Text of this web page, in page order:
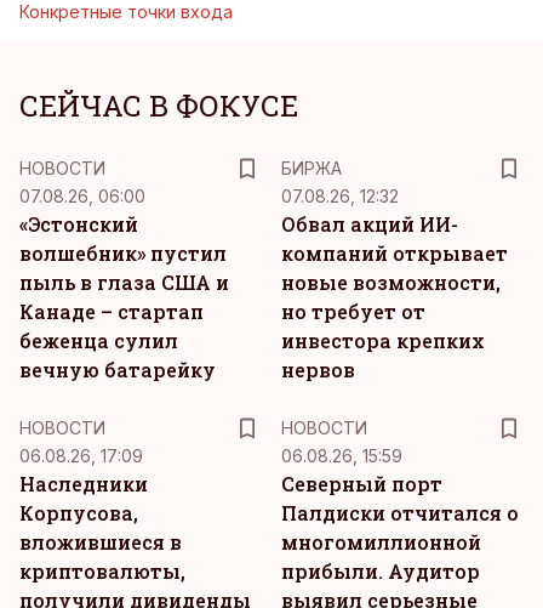
Конкретные точки входа
СЕЙЧАС В ФОКУСЕ
НОВОСТИ
07.08.26, 06:00
«Эстонский
волшебник» пустил
пыль в глаза США и
Канаде – стартап
беженца сулил
вечную батарейку
БИРЖА
07.08.26, 12:32
Обвал акций ИИ-
компаний открывает
новые возможности,
но требует от
инвестора крепких
нервов
НОВОСТИ
06.08.26, 17:09
Наследники
Корпусова,
вложившиеся в
криптовалюты,
получили дивиденды
НОВОСТИ
06.08.26, 15:59
Северный порт
Палдиски отчитался о
многомиллионной
прибыли. Аудитор
выявил серьезные